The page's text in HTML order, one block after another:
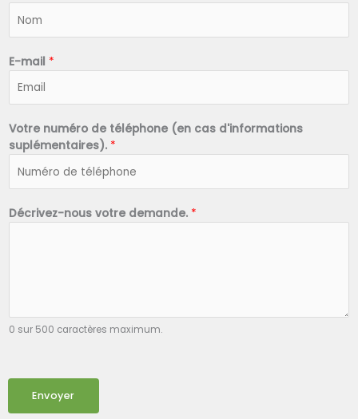
*
E-mail *
Votre numéro de téléphone (en cas d'informations
suplémentaires). *
Décrivez-nous votre demande. *
0 sur 500 caractères maximum.
Envoyer